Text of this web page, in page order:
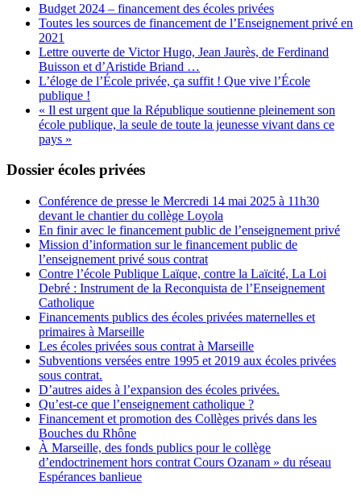
Budget 2024 – financement des écoles privées
Toutes les sources de financement de l’Enseignement privé en
2021
Lettre ouverte de Victor Hugo, Jean Jaurès, de Ferdinand
Buisson et d’Aristide Briand …
L’éloge de l’École privée, ça suffit ! Que vive l’École
publique !
« Il est urgent que la République soutienne pleinement son
école publique, la seule de toute la jeunesse vivant dans ce
pays »
Dossier écoles privées
Conférence de presse le Mercredi 14 mai 2025 à 11h30
devant le chantier du collège Loyola
En finir avec le financement public de l’enseignement privé
Mission d’information sur le financement public de
l’enseignement privé sous contrat
Contre l’école Publique Laïque, contre la Laïcité, La Loi
Debré : Instrument de la Reconquista de l’Enseignement
Catholique
Financements publics des écoles privées maternelles et
primaires à Marseille
Les écoles privées sous contrat à Marseille
Subventions versées entre 1995 et 2019 aux écoles privées
sous contrat.
D’autres aides à l’expansion des écoles privées.
Qu’est-ce que l’enseignement catholique ?
Financement et promotion des Collèges privés dans les
Bouches du Rhône
À Marseille, des fonds publics pour le collège
d’endoctrinement hors contrat Cours Ozanam » du réseau
Espérances banlieue